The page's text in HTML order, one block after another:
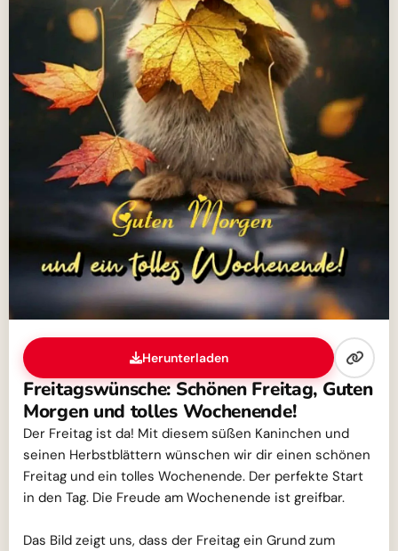
Herunterladen
Freitagswünsche: Schönen Freitag, Guten
Morgen und tolles Wochenende!
Der Freitag ist da! Mit diesem süßen Kaninchen und
seinen Herbstblättern wünschen wir dir einen schönen
Freitag und ein tolles Wochenende. Der perfekte Start
in den Tag. Die Freude am Wochenende ist greifbar.
Das Bild zeigt uns, dass der Freitag ein Grund zum